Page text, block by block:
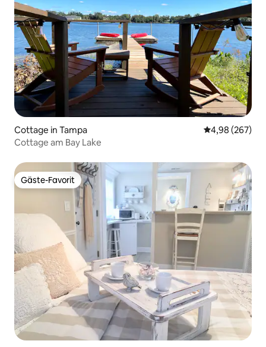
Cottage in Tampa
4,98 (267)
Cottage am Bay Lake
Gäste-Favorit
Gäste-Favorit